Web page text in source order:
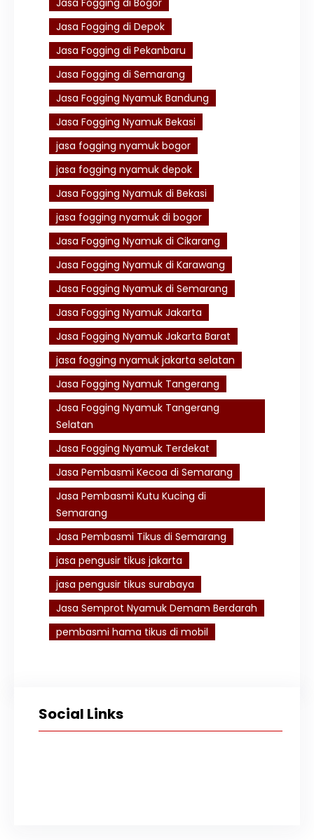
Jasa Fogging di Depok
Jasa Fogging di Pekanbaru
Jasa Fogging di Semarang
Jasa Fogging Nyamuk Bandung
Jasa Fogging Nyamuk Bekasi
jasa fogging nyamuk bogor
jasa fogging nyamuk depok
Jasa Fogging Nyamuk di Bekasi
jasa fogging nyamuk di bogor
Jasa Fogging Nyamuk di Cikarang
Jasa Fogging Nyamuk di Karawang
Jasa Fogging Nyamuk di Semarang
Jasa Fogging Nyamuk Jakarta
Jasa Fogging Nyamuk Jakarta Barat
jasa fogging nyamuk jakarta selatan
Jasa Fogging Nyamuk Tangerang
Jasa Fogging Nyamuk Tangerang
Selatan
Jasa Fogging Nyamuk Terdekat
Jasa Pembasmi Kecoa di Semarang
Jasa Pembasmi Kutu Kucing di
Semarang
Jasa Pembasmi Tikus di Semarang
jasa pengusir tikus jakarta
jasa pengusir tikus surabaya
Jasa Semprot Nyamuk Demam Berdarah
pembasmi hama tikus di mobil
Social Links